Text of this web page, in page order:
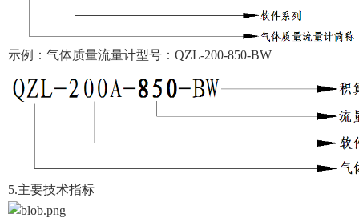
示例：气体质量流量计型号：QZL-200-850-BW
5.主要技术指标